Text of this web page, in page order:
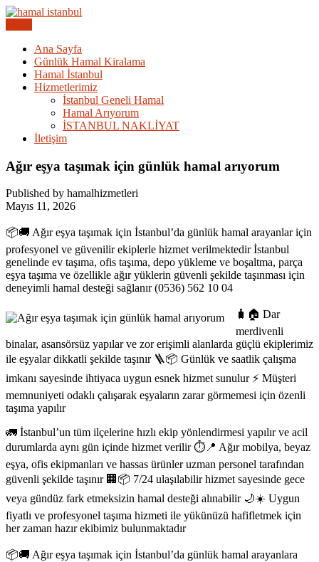
Skip
İstanbul Günlük Hamal |
Hamal Arıyorum Hamal Lazım
Ana Sayfa
Günlük Hamal Kiralama
Hamal İstanbul
Hizmetlerimiz
İstanbul Geneli Hamal
Hamal Arıyorum
İSTANBUL NAKLİYAT
İletişim
Ağır eşya taşımak için günlük hamal arıyorum
Published by hamalhizmetleri
Mayıs 11, 2026
📦🚚 Ağır eşya taşımak için İstanbul’da günlük hamal arayanlar için
profesyonel ve güvenilir ekiplerle hizmet verilmektedir İstanbul
genelinde ev taşıma, ofis taşıma, depo yükleme ve boşaltma, parça
eşya taşıma ve özellikle ağır yüklerin güvenli şekilde taşınması için
deneyimli hamal desteği sağlanır (0536) 562 10 04
🧳🏠 Dar
merdivenli
binalar, asansörsüz yapılar ve zor erişimli alanlarda güçlü ekiplerimiz
ile eşyalar dikkatli şekilde taşınır 🪜📦 Günlük ve saatlik çalışma
imkanı sayesinde ihtiyaca uygun esnek hizmet sunulur ⚡ Müşteri
memnuniyeti odaklı çalışarak eşyaların zarar görmemesi için özenli
taşıma yapılır
🚛 İstanbul’un tüm ilçelerine hızlı ekip yönlendirmesi yapılır ve acil
durumlarda aynı gün içinde hizmet verilir ⏱️📍 Ağır mobilya, beyaz
eşya, ofis ekipmanları ve hassas ürünler uzman personel tarafından
güvenli şekilde taşınır 🏢📦 7/24 ulaşılabilir hizmet sayesinde gece
veya gündüz fark etmeksizin hamal desteği alınabilir 🌙☀️ Uygun
fiyatlı ve profesyonel taşıma hizmeti ile yükünüzü hafifletmek için
her zaman hazır ekibimiz bulunmaktadır
📦🚚 Ağır eşya taşımak için İstanbul’da günlük hamal arayanlara